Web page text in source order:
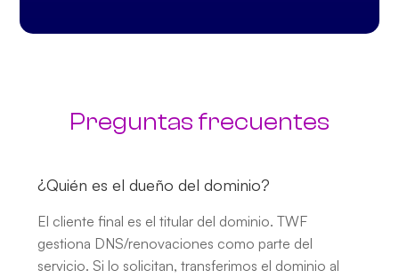
Preguntas frecuentes
¿Quién es el dueño del dominio?
El cliente final es el titular del dominio. TWF
gestiona DNS/renovaciones como parte del
servicio. Si lo solicitan, transferimos el dominio al